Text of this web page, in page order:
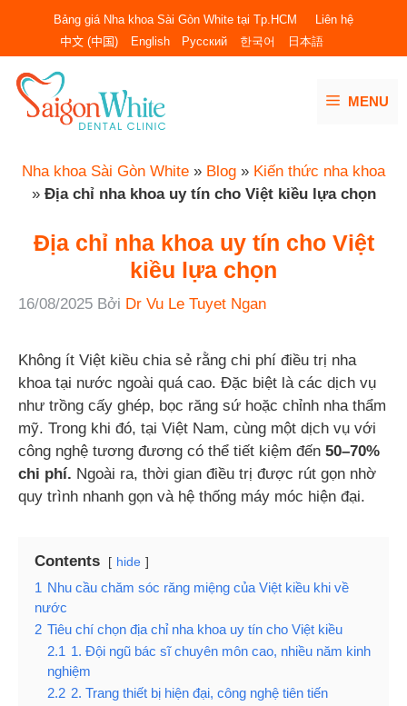
nội
dung
Bảng giá Nha khoa Sài Gòn White tại Tp.HCM
Liên hệ
中文 (中国)
English Русский 한국어 日本語
MENU
Nha khoa Sài Gòn White » Blog » Kiến thức nha khoa
» Địa chỉ nha khoa uy tín cho Việt kiều lựa chọn
Địa chỉ nha khoa uy tín cho Việt
kiều lựa chọn
16/08/2025 Bởi Dr Vu Le Tuyet Ngan
Không ít Việt kiều chia sẻ rằng chi phí điều trị nha
khoa tại nước ngoài quá cao. Đặc biệt là các dịch vụ
như trồng cấy ghép, bọc răng sứ hoặc chỉnh nha thẩm
mỹ. Trong khi đó, tại Việt Nam, cùng một dịch vụ với
công nghệ tương đương có thể tiết kiệm đến 50–70%
chi phí. Ngoài ra, thời gian điều trị được rút gọn nhờ
quy trình nhanh gọn và hệ thống máy móc hiện đại.
Contents hide
1 Nhu cầu chăm sóc răng miệng của Việt kiều khi về
nước
2 Tiêu chí chọn địa chỉ nha khoa uy tín cho Việt kiều
2.1 1. Đội ngũ bác sĩ chuyên môn cao, nhiều năm kinh
nghiệm
2.2 2. Trang thiết bị hiện đại, công nghệ tiên tiến